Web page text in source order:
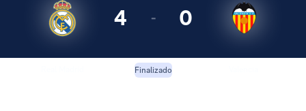
4 - 0
Finalizado